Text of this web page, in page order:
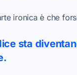
ironica è che
sta